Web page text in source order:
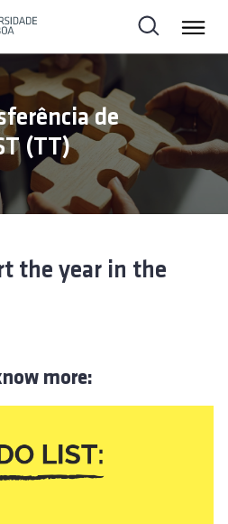
de
(TT)
the year in the
more: